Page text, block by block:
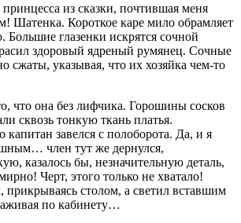
из сказки, почтившая меня
Шатенка. Короткое каре мило обрамляет
Большие глазенки искрятся сочной
здоровый ядреный румянец. Сочные
сжаты, указывая, что их хозяйка чем-то
что она без лифчика. Горошины сосков
сквозь тонкую ткань платья.
капитан завелся с полоборота. Да, и я
член тут же дернулся,
казалось бы, незначительную деталь,
Черт, этого только не хватало!
прикрываясь столом, а светил вставшим
по кабинету…